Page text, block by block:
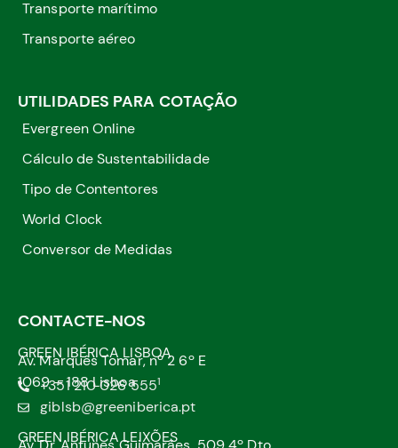
Transporte marítimo
Transporte aéreo
UTILIDADES PARA COTAÇÃO
Evergreen Online
Cálculo de Sustentabilidade
Tipo de Contentores
World Clock
Conversor de Medidas
CONTACTE-NOS
GREEN IBÉRICA LISBOA
Av. Marquês Tomar, nº 2 6º E
1069 – 188 Lisboa
+351 210 026 5551
giblsb@greeniberica.pt
GREEN IBÉRICA LEIXÕES